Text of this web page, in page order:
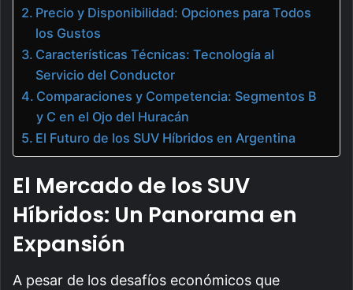
Precio y Disponibilidad: Opciones para Todos
los Gustos
Características Técnicas: Tecnología al
Servicio del Conductor
Comparaciones y Competencia: Segmentos B
y C en el Ojo del Huracán
El Futuro de los SUV Híbridos en Argentina
El Mercado de los SUV
Híbridos: Un Panorama en
Expansión
A pesar de los desafíos económicos que